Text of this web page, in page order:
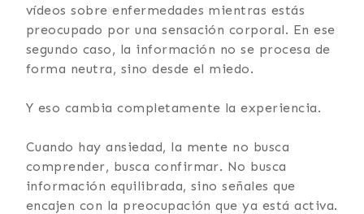
vídeos sobre enfermedades mientras estás
preocupado por una sensación corporal. En ese
segundo caso, la información no se procesa de
forma neutra, sino desde el miedo.
Y eso cambia completamente la experiencia.
Cuando hay ansiedad, la mente no busca
comprender, busca confirmar. No busca
información equilibrada, sino señales que
encajen con la preocupación que ya está activa.